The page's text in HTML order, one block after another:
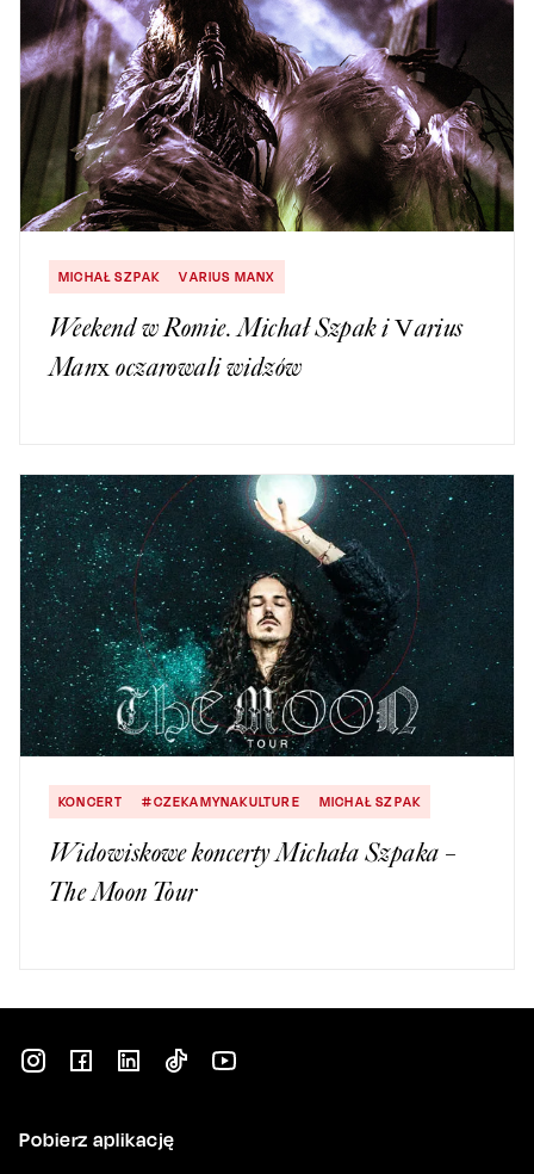
MICHAŁ SZPAK VARIUS MANX
Weekend w Romie. Michał Szpak i Varius
Manx oczarowali widzów
KONCERT #CZEKAMYNAKULTURE MICHAŁ SZPAK
Widowiskowe koncerty Michała Szpaka –
The Moon Tour
Pobierz aplikację